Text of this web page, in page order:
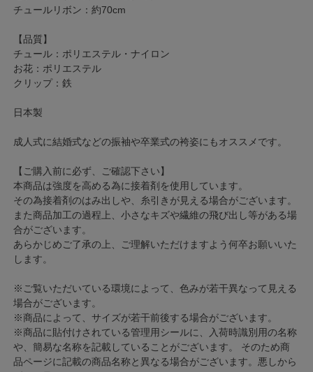
チュールリボン：約70cm
【品質】
チュール：ポリエステル・ナイロン
お花：ポリエステル
クリップ：鉄
日本製
成人式に結婚式などの振袖や卒業式の袴姿にもオススメです。
【ご購入前に必ず、ご確認下さい】
本商品は強度を高める為に接着剤を使用しています。
その為接着剤のはみ出しや、糸引きが見える場合がございます。
また商品加工の過程上、小さなキズや繊維の飛び出し等がある場
合がございます。
あらかじめご了承の上、ご理解いただけますよう何卒お願いいた
します。
※ご覧いただいている環境によって、色みが若干異なって見える
場合がございます。
※商品によって、サイズが若干前後する場合がございます。
※商品に貼付けされている管理用シールに、入荷時識別用の名称
や、簡易な名称を記載していることがございます。 そのため商
品ページに記載の商品名称と異なる場合がございます。悪しから